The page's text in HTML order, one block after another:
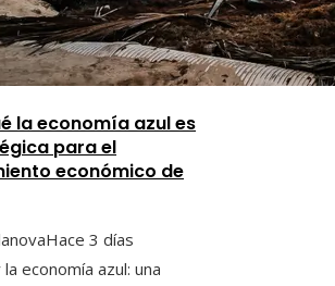
la economía azul es
para el
económico de
Hace 3 días
la economía azul: una